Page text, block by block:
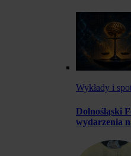
Wykłady i
Dolnośląski
wydarzenia